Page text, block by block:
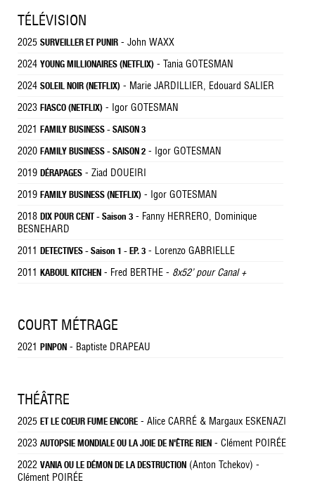
TÉLÉVISION
2025 SURVEILLER ET PUNIR - John WAXX
2024 YOUNG MILLIONAIRES (NETFLIX) - Tania GOTESMAN
2024 SOLEIL NOIR (NETFLIX) - Marie JARDILLIER, Edouard SALIER
2023 FIASCO (NETFLIX) - Igor GOTESMAN
2021 FAMILY BUSINESS - SAISON 3
2020 FAMILY BUSINESS - SAISON 2 - Igor GOTESMAN
2019 DÉRAPAGES - Ziad DOUEIRI
2019 FAMILY BUSINESS (NETFLIX) - Igor GOTESMAN
2018 DIX POUR CENT - Saison 3 - Fanny HERRERO, Dominique
BESNEHARD
2011 DETECTIVES - Saison 1 - EP. 3 - Lorenzo GABRIELLE
2011 KABOUL KITCHEN - Fred BERTHE - 8x52’ pour Canal +
COURT MÉTRAGE
2021 PINPON - Baptiste DRAPEAU
THÉÂTRE
2025 ET LE COEUR FUME ENCORE - Alice CARRÉ & Margaux ESKENAZI
2023 AUTOPSIE MONDIALE OU LA JOIE DE N'ÊTRE RIEN - Clément POIRÉE
2022 VANIA OU LE DÉMON DE LA DESTRUCTION (Anton Tchekov) -
Clément POIRÉE